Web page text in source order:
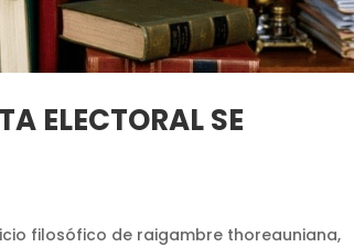
ELECTORAL SE
filosófico de raigambre thoreauniana,